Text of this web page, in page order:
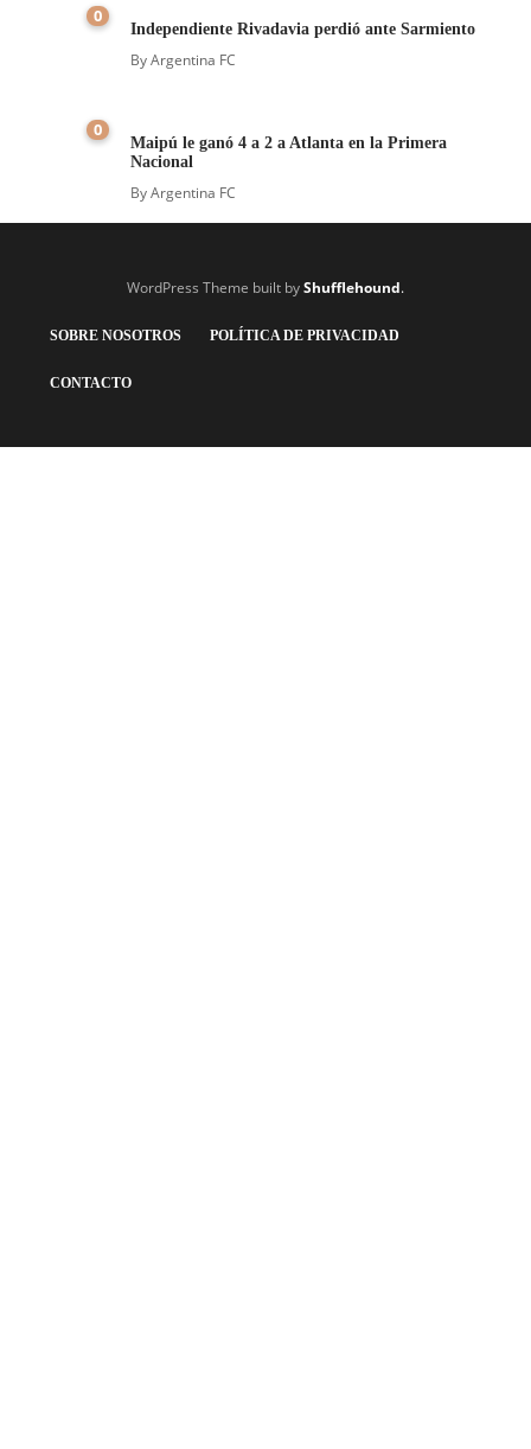
0
Independiente Rivadavia perdió ante Sarmiento
ByArgentina FC
0
Maipú le ganó 4 a 2 a Atlanta en la Primera
Nacional
ByArgentina FC
WordPress Theme built byShufflehound.
SOBRE NOSOTROS POLÍTICA DE PRIVACIDAD
CONTACTO